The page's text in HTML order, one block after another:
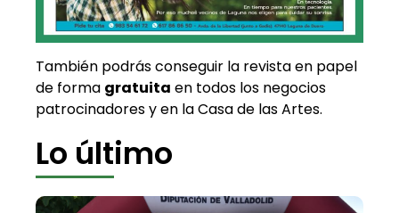
También podrás conseguir la revista en papel
de forma gratuita en todos los negocios
patrocinadores y en la Casa de las Artes.
Lo último